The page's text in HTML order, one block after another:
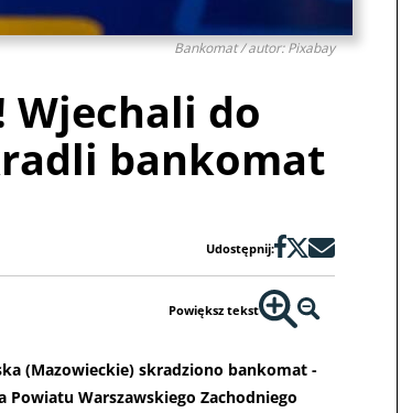
Bankomat / autor: Pixabay
Wjechali do
bankomat
Udostępnij:
Powiększ tekst
(Mazowieckie) skradziono bankomat -
Powiatu Warszawskiego Zachodniego